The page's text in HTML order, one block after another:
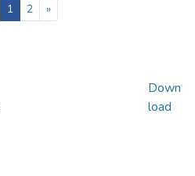
1(current)
2 »
Down
load